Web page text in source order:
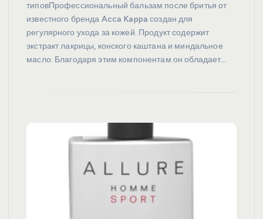
типовПрофессиональный бальзам после бритья от
известного бренда Acca Kappa создан для
регулярного ухода за кожей. Продукт содержит
экстракт лакрицы, конского каштана и миндальное
масло. Благодаря этим компонентам он обладает…